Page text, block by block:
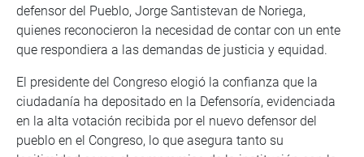
defensor del Pueblo, Jorge Santistevan de Noriega,
quienes reconocieron la necesidad de contar con un ente
que respondiera a las demandas de justicia y equidad.
El presidente del Congreso elogió la confianza que la
ciudadanía ha depositado en la Defensoría, evidenciada
en la alta votación recibida por el nuevo defensor del
pueblo en el Congreso, lo que asegura tanto su